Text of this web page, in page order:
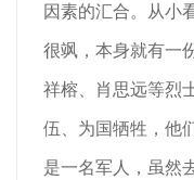
因素的汇合。从小
很飒，本身就有一
祥榕、肖思远等烈
伍、为国牺牲，他
是一名军人，虽然